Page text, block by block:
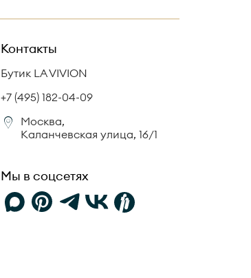
Контакты
Бутик LA VIVION
+7 (495) 182-04-09
Москва,
Каланчевская улица, 16/1
Мы в соцсетях